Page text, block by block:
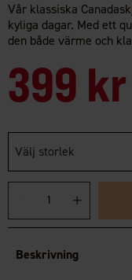
Vår klassiska
kyliga dagar. Med ett
den både värme och
399 kr
Välj storlek
Beskrivning